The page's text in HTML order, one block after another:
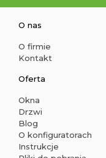
O nas
O firmie
Kontakt
Oferta
Okna
Drzwi
Blog
O konfiguratorach
Instrukcje